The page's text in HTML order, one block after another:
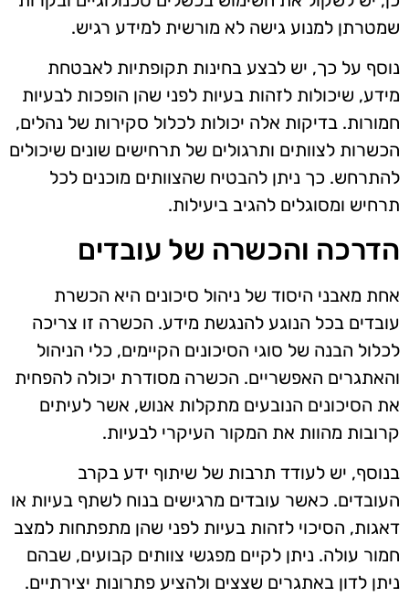
שמטרתן למנוע גישה לא מורשית למידע רגיש.
נוסף על כך, יש לבצע בחינות תקופתיות לאבטחת
מידע, שיכולות לזהות בעיות לפני שהן הופכות לבעיות
חמורות. בדיקות אלה יכולות לכלול סקירות של נהלים,
הכשרות לצוותים ותרגולים של תרחישים שונים שיכולים
להתרחש. כך ניתן להבטיח שהצוותים מוכנים לכל
תרחיש ומסוגלים להגיב ביעילות.
הדרכה והכשרה של עובדים
אחת מאבני היסוד של ניהול סיכונים היא הכשרת
עובדים בכל הנוגע להנגשת מידע. הכשרה זו צריכה
לכלול הבנה של סוגי הסיכונים הקיימים, כלי הניהול
והאתגרים האפשריים. הכשרה מסודרת יכולה להפחית
את הסיכונים הנובעים מתקלות אנוש, אשר לעיתים
קרובות מהוות את המקור העיקרי לבעיות.
בנוסף, יש לעודד תרבות של שיתוף ידע בקרב
העובדים. כאשר עובדים מרגישים בנוח לשתף בעיות או
דאגות, הסיכוי לזהות בעיות לפני שהן מתפתחות למצב
חמור עולה. ניתן לקיים מפגשי צוותים קבועים, שבהם
ניתן לדון באתגרים שצצים ולהציע פתרונות יצירתיים.